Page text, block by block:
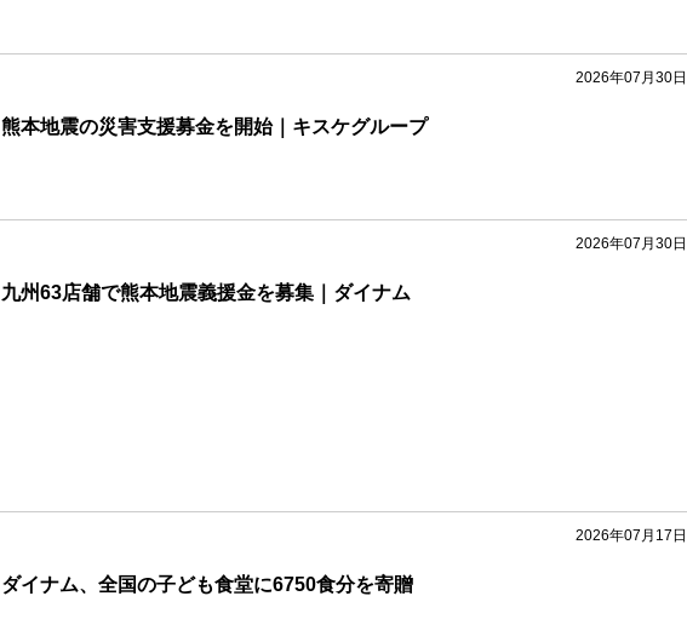
2026年07月30日
熊本地震の災害支援募金を開始｜キスケグループ
2026年07月30日
九州63店舗で熊本地震義援金を募集｜ダイナム
2026年07月17日
ダイナム、全国の子ども食堂に6750食分を寄贈